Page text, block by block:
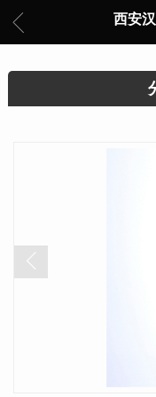
西安